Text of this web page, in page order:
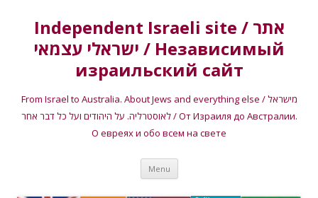
Independent Israeli site / אתר
ישראלי עצמאי / Независимый
израильский сайт
From Israel to Australia. About Jews and everything else / מישראל
לאוסטרליה. על היהודים ועל כל דבר אחר / От Израиля до Австралии.
О евреях и обо всем на свете
Menu Skip
content